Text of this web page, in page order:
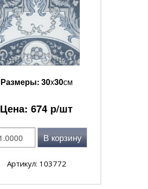
Размеры: 30x30см
Цена: 674 р/шт
В корзину
Артикул: 103772